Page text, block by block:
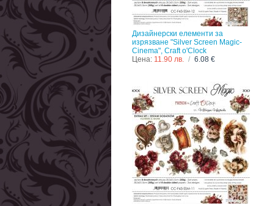
Дизайнерски елементи за
изрязване "Silver Screen Magic-
Cinema", Craft o'Clock
Цена: 11.90 лв. / 6.08 €